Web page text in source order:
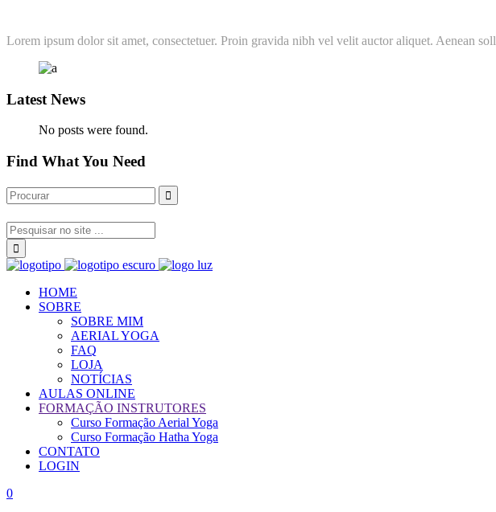
Lorem ipsum dolor sit amet, consectetuer. Proin gravida nibh vel velit auctor aliquet. Aenean
Latest News
No posts were found.
Find What You Need
HOME
SOBRE
SOBRE MIM
AERIAL YOGA
FAQ
LOJA
NOTÍCIAS
AULAS ONLINE
FORMAÇÃO INSTRUTORES
Curso Formação Aerial Yoga
Curso Formação Hatha Yoga
CONTATO
LOGIN
0